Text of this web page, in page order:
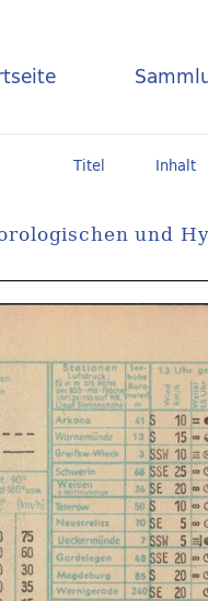
Titel Inhalt
und